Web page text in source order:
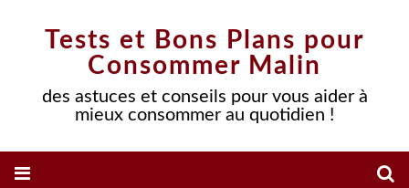
Tests et Bons Plans pour
Consommer Malin
des astuces et conseils pour vous aider à
mieux consommer au quotidien !